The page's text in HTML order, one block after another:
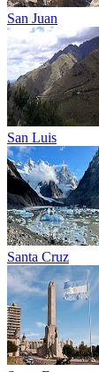
San Juan
San Luis
Santa Cruz